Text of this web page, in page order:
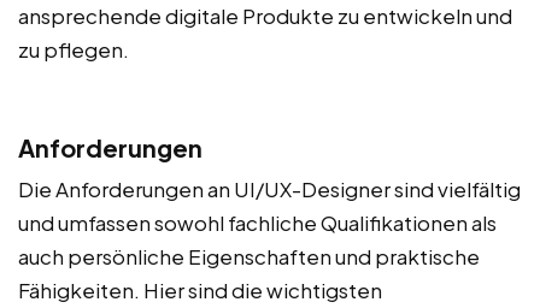
ansprechende digitale Produkte zu entwickeln und
zu pflegen.
Anforderungen
Die Anforderungen an UI/UX-Designer sind vielfältig
und umfassen sowohl fachliche Qualifikationen als
auch persönliche Eigenschaften und praktische
Fähigkeiten. Hier sind die wichtigsten